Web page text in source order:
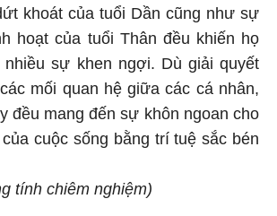
khoát của tuổi Dần cũng như sự
hoạt của tuổi Thân đều khiến họ
sự khen ngợi. Dù giải quyết
mối quan hệ giữa các cá nhân,
đều mang đến sự khôn ngoan cho
cuộc sống bằng trí tuệ sắc bén
tính chiêm nghiệm)